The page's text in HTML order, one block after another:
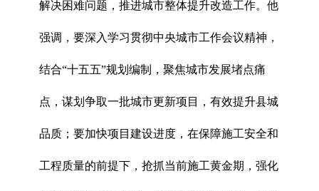
解决困难问题，推进城市整体提升改造工作。他
强调，要深入学习贯彻中央城市工作会议精神，
结合“十五五”规划编制，聚焦城市发展堵点痛
点，谋划争取一批城市更新项目，有效提升县城
品质；要加快项目建设进度，在保障施工安全和
工程质量的前提下，抢抓当前施工黄金期，强化